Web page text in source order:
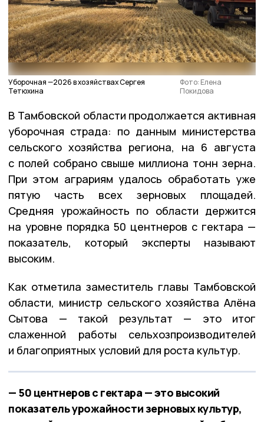
Уборочная —2026 в хозяйствах Сергея
Тетюхина
Фото: Елена
Покидова
В Тамбовской области продолжается активная
уборочная страда: по данным министерства
сельского хозяйства региона, на 6 августа
с полей собрано свыше миллиона тонн зерна.
При этом аграриям удалось обработать уже
пятую часть всех зерновых площадей.
Средняя урожайность по области держится
на уровне порядка 50 центнеров с гектара —
показатель, который эксперты называют
высоким.
Как отметила заместитель главы Тамбовской
области, министр сельского хозяйства Алёна
Сытова — такой результат — это итог
слаженной работы сельхозпроизводителей
и благоприятных условий для роста культур.
— 50 центнеров с гектара — это высокий
показатель урожайности зерновых культур,